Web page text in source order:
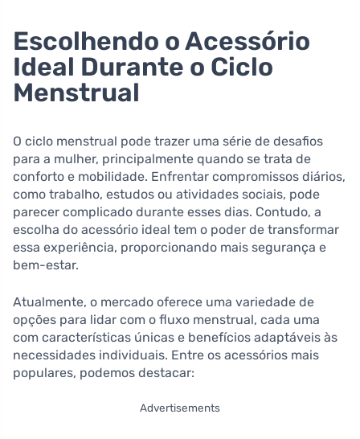
Escolhendo o Acessório
Ideal Durante o Ciclo
Menstrual
O ciclo menstrual pode trazer uma série de desafios
para a mulher, principalmente quando se trata de
conforto e mobilidade. Enfrentar compromissos diários,
como trabalho, estudos ou atividades sociais, pode
parecer complicado durante esses dias. Contudo, a
escolha do acessório ideal tem o poder de transformar
essa experiência, proporcionando mais segurança e
bem-estar.
Atualmente, o mercado oferece uma variedade de
opções para lidar com o fluxo menstrual, cada uma
com características únicas e benefícios adaptáveis às
necessidades individuais. Entre os acessórios mais
populares, podemos destacar:
Advertisements